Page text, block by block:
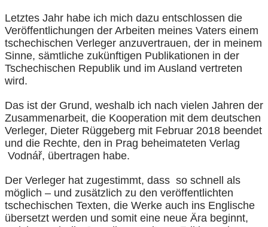
Letztes Jahr habe ich mich dazu entschlossen die
Veröffentlichungen der Arbeiten meines Vaters einem
tschechischen Verleger anzuvertrauen, der in meinem
Sinne, sämtliche zukünftigen Publikationen in der
Tschechischen Republik und im Ausland vertreten
wird.
Das ist der Grund, weshalb ich nach vielen Jahren der
Zusammenarbeit, die Kooperation mit dem deutschen
Verleger, Dieter Rüggeberg mit Februar 2018 beendet
und die Rechte, den in Prag beheimateten Verlag
Vodnář, übertragen habe.
Der Verleger hat zugestimmt, dass so schnell als
möglich – und zusätzlich zu den veröffentlichten
tschechischen Texten, die Werke auch ins Englische
übersetzt werden und somit eine neue Ära beginnt,